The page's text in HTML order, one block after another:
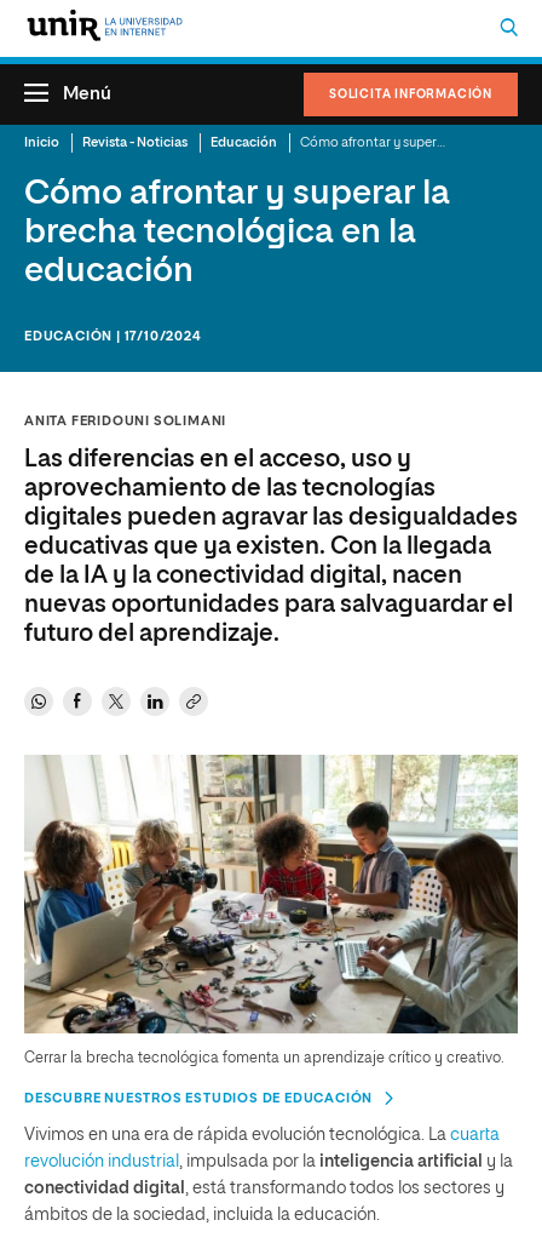
SOLICITA INFORMACIÓN
Menú
Inicio Revista - Noticias Educación
Cómo afrontar y superar la
brecha tecnológica en la
educación
EDUCACIÓN | 17/10/2024
ANITA FERIDOUNI SOLIMANI
Las diferencias en el acceso, uso y
aprovechamiento de las tecnologías
digitales pueden agravar las desigualdades
educativas que ya existen. Con la llegada
de la IA y la conectividad digital, nacen
nuevas oportunidades para salvaguardar el
futuro del aprendizaje.
Cerrar la brecha tecnológica fomenta un aprendizaje crítico y creativo.
DESCUBRE NUESTROS ESTUDIOS DE EDUCACIÓN
Vivimos en una era de rápida evolución tecnológica. La cuarta
revolución industrial
, impulsada por la inteligencia artificial y la
conectividad digital
, está transformando todos los sectores y
ámbitos de la sociedad, incluida la educación.